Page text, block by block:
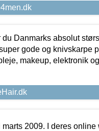
Danmarks absolut
gode og knivskarpe
makeup, elektronik
marts 2009. I deres